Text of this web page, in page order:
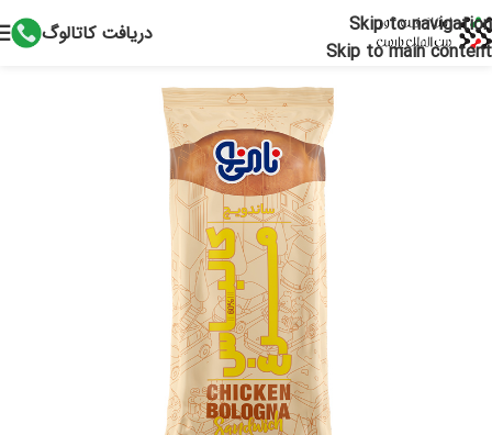
Skip to navigation
Skip to main content
دریافت کاتالوگ